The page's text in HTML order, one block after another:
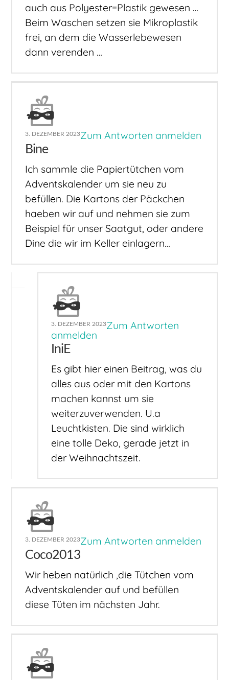
auch aus Polyester=Plastik gewesen …
Beim Waschen setzen sie Mikroplastik
frei, an dem die Wasserlebewesen
dann verenden …
3. DEZEMBER 2023Zum Antworten anmelden
Bine
Ich sammle die Papiertütchen vom
Adventskalender um sie neu zu
befüllen. Die Kartons der Päckchen
haeben wir auf und nehmen sie zum
Beispiel für unser Saatgut, oder andere
Dine die wir im Keller einlagern…
3. DEZEMBER 2023Zum Antworten
anmelden
IniE
Es gibt hier einen Beitrag, was du
alles aus oder mit den Kartons
machen kannst um sie
weiterzuverwenden. U.a
Leuchtkisten. Die sind wirklich
eine tolle Deko, gerade jetzt in
der Weihnachtszeit.
3. DEZEMBER 2023Zum Antworten anmelden
Coco2013
Wir heben natürlich ,die Tütchen vom
Adventskalender auf und befüllen
diese Tüten im nächsten Jahr.